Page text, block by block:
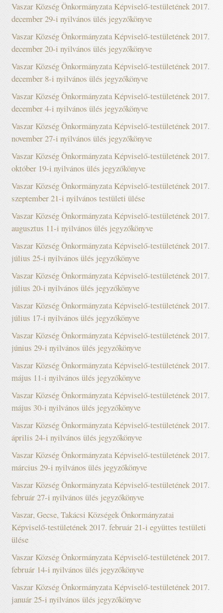
Vaszar Község Önkormányzata Képviselő-testületének 2017.
december 29-i nyilvános ülés jegyzőkönyve
Vaszar Község Önkormányzata Képviselő-testületének 2017.
december 20-i nyilvános ülés jegyzőkönyve
Vaszar Község Önkormányzata Képviselő-testületének 2017.
december 8-i nyilvános ülés jegyzőkönyve
Vaszar Község Önkormányzata Képviselő-testületének 2017.
december 4-i nyilvános ülés jegyzőkönyve
Vaszar Község Önkormányzata Képviselő-testületének 2017.
november 27-i nyilvános ülés jegyzőkönyve
Vaszar Község Önkormányzata Képviselő-testületének 2017.
október 19-i nyilvános ülés jegyzőkönyve
Vaszar Község Önkormányzata Képviselő-testületének 2017.
szeptember 21-i nyilvános testületi ülése
Vaszar Község Önkormányzata Képviselő-testületének 2017.
augusztus 11-i nyilvános ülés jegyzőkönyve
Vaszar Község Önkormányzata Képviselő-testületének 2017.
július 25-i nyilvános ülés jegyzőkönyve
Vaszar Község Önkormányzata Képviselő-testületének 2017.
július 20-i nyilvános ülés jegyzőkönyve
Vaszar Község Önkormányzata Képviselő-testületének 2017.
július 17-i nyilvános ülés jegyzőkönyve
Vaszar Község Önkormányzata Képviselő-testületének 2017.
június 29-i nyilvános ülés jegyzőkönyve
Vaszar Község Önkormányzata Képviselő-testületének 2017.
május 11-i nyilvános ülés jegyzőkönyve
Vaszar Község Önkormányzata Képviselő-testületének 2017.
május 30-i nyilvános ülés jegyzőkönyve
Vaszar Község Önkormányzata Képviselő-testületének 2017.
április 24-i nyilvános ülés jegyzőkönyve
Vaszar Község Önkormányzata Képviselő-testületének 2017.
március 29-i nyilvános ülés jegyzőkönyve
Vaszar Község Önkormányzata Képviselő-testületének 2017.
február 27-i nyilvános ülés jegyzőkönyve
Vaszar, Gecse, Takácsi Községek Önkormányzatai
Képviselő-testületének 2017. február 21-i együttes testületi
ülése
Vaszar Község Önkormányzata Képviselő-testületének 2017.
február 14-i nyilvános ülés jegyzőkönyve
Vaszar Község Önkormányzata Képviselő-testületének 2017.
január 25-i nyilvános ülés jegyzőkönyve